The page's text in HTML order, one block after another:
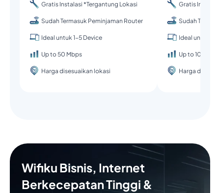
Gratis Instalasi *Tergantung Lokasi
Sudah Termasuk Peminjaman Router
Ideal untuk 1-5 Device
Up to 50 Mbps
Harga disesuaikan lokasi
Gratis
Sudah
Ideal untuk 1-
Up to 100
Harga
Wifiku Bisnis, Internet
Berkecepatan Tinggi &